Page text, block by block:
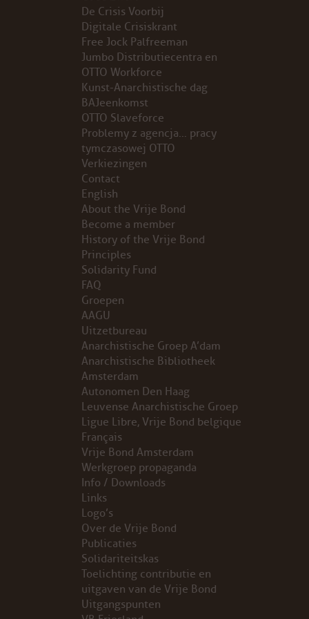
PROBLEMY Z AGENCJA… PRACY TYMCZASOWEJ OTTO
KUNST-ANARCHISTISCHE DAG BAJEENKOMST
VERKIEZINGEN
BASTION BASTARDS
DE CRISIS VOORBIJ
CODE ZWART
FREE JOCK PALFREEMAN
BUITEN DE ORDE
ABONNEMENT
LABOUR RIGHTS
LINKS ARBEID
LABOUR RIGHTS
De Crisis Voorbij
Digitale Crisiskrant
Free Jock Palfreeman
Jumbo Distributiecentra en
OTTO Workforce
Kunst-Anarchistische dag
BAJeenkomst
OTTO Slaveforce
Problemy z agencja… pracy
tymczasowej OTTO
Verkiezingen
Contact
English
About the Vrije Bond
Become a member
History of the Vrije Bond
Principles
Solidarity Fund
FAQ
Groepen
AAGU
Uitzetbureau
Anarchistische Groep A’dam
Anarchistische Bibliotheek
Amsterdam
Autonomen Den Haag
Leuvense Anarchistische Groep
Ligue Libre, Vrije Bond belgique
Français
Vrije Bond Amsterdam
Werkgroep propaganda
Info / Downloads
Links
Logo’s
Over de Vrije Bond
Publicaties
Solidariteitskas
Toelichting contributie en
uitgaven van de Vrije Bond
Uitgangspunten